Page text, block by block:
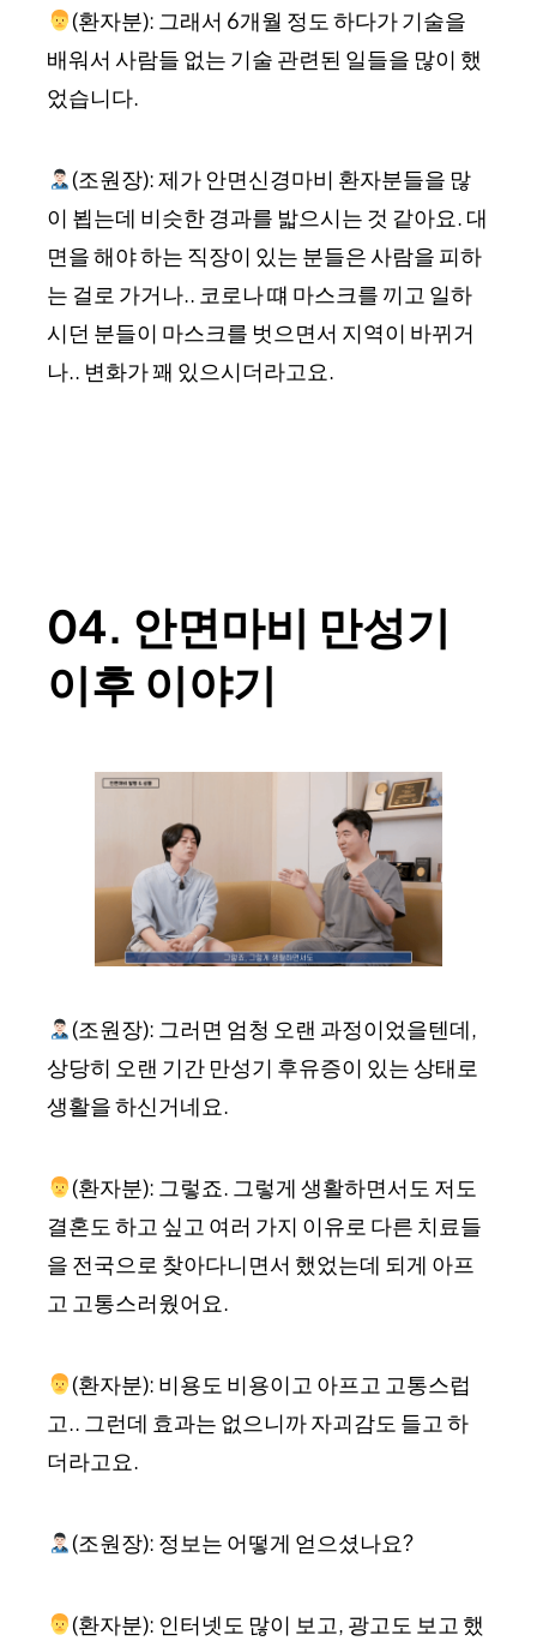
(환자분): 그래서 6개월 정도 하다가 기술을
배워서 사람들 없는 기술 관련된 일들을 많이 했
었습니다.
(조원장): 제가 안면신경마비 환자분들을 많
이 뵙는데 비슷한 경과를 밟으시는 것 같아요. 대
면을 해야 하는 직장이 있는 분들은 사람을 피하
는 걸로 가거나.. 코로나 떄 마스크를 끼고 일하
시던 분들이 마스크를 벗으면서 지역이 바뀌거
나.. 변화가 꽤 있으시더라고요.
04. 안면마비 만성기
이후 이야기
(조원장): 그러면 엄청 오랜 과정이었을텐데,
상당히 오랜 기간 만성기 후유증이 있는 상태로
생활을 하신거네요.
(환자분): 그렇죠. 그렇게 생활하면서도 저도
결혼도 하고 싶고 여러 가지 이유로 다른 치료들
을 전국으로 찾아다니면서 했었는데 되게 아프
고 고통스러웠어요.
(환자분): 비용도 비용이고 아프고 고통스럽
고.. 그런데 효과는 없으니까 자괴감도 들고 하
더라고요.
(조원장): 정보는 어떻게 얻으셨나요?
(환자분): 인터넷도 많이 보고, 광고도 보고 했